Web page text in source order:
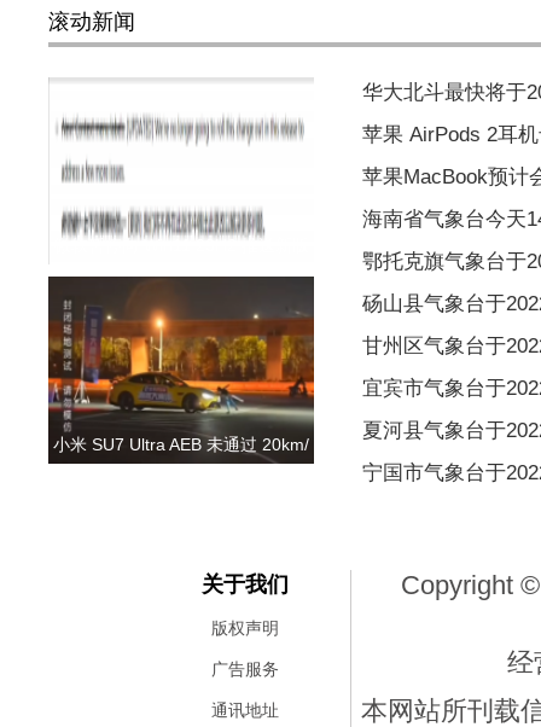
滚动新闻
微软暂停向 Win11 23H2 推送新版
小米 SU7 Ultra AEB 未通过 20km/
华大北斗最快将于
苹果 AirPods 2耳
苹果MacBook预计
海南省气象台今天
鄂托克旗气象台于
砀山县气象台于
甘州区气象台于
宜宾市气象台于
夏河县气象台于
宁国市气象台于
关于我们
版权声明
广告服务
通讯地址
Copyright
经
本网站所刊载